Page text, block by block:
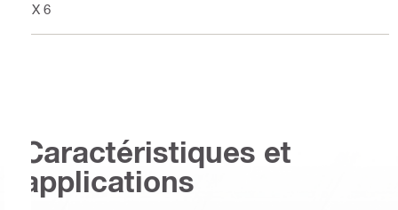
DX 6
Caractéristiques et
applications